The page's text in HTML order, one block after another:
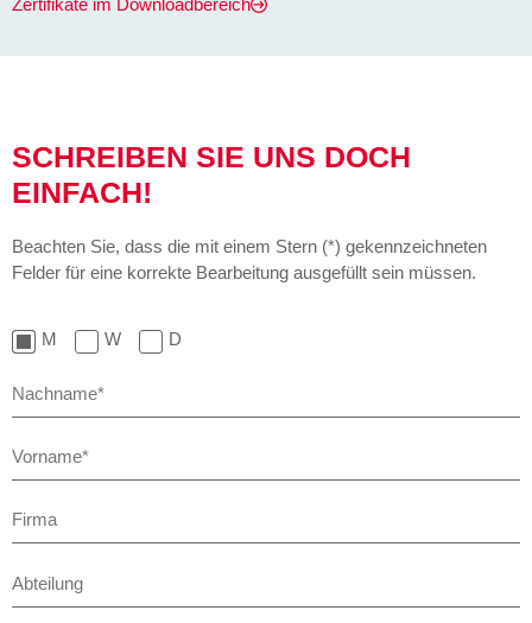
Zertifikate im Downloadbereich
SCHREIBEN SIE UNS DOCH
EINFACH!
Beachten Sie, dass die mit einem Stern (*) gekennzeichneten
Felder für eine korrekte Bearbeitung ausgefüllt sein müssen.
M W D